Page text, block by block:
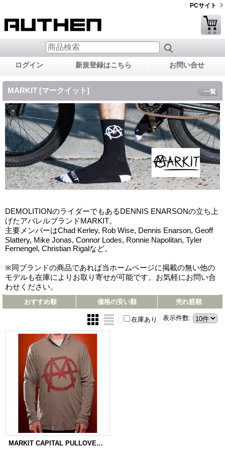
PCサイト
ログイン 新規登録はこちら お問い合せ
MARKIT [マークイット]
DEMOLITIONのライダーでもあるDENNIS ENARSONの立ち上
げたアパレルブランドMARKIT。
主要メンバーはChad Kerley, Rob Wise, Dennis Enarson, Geoff
Slattery, Mike Jonas, Connor Lodes, Ronnie Napolitan, Tyler
Fernengel, Christian Rigalなど。
※同ブランドの商品であれば当ホームページに掲載の無い他の
モデルも在庫によりお取り寄せが可能です。お気軽にお問い合
わせください。
一覧
おすすめ順 価格の安い順 売れ筋順
表示件数:
在庫あり
MARKIT CAPITAL PULLOVER HOODIE